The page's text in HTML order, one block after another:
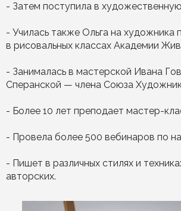
- Затем поступила в
- Училась также Ольга на художника
в рисовальных классах Академии
- Занималась в мастерской Ивана
Сперанской — члена Союза
- Более 10 лет преподает мастер-
- Провела более 500 вебинаров по
- Пишет в различных стилях и
авторских.